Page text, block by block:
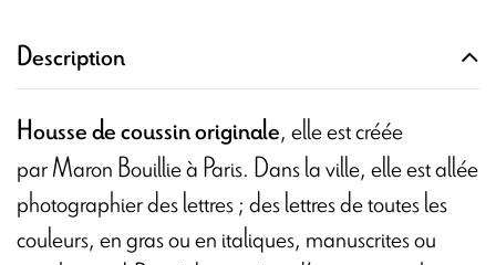
Description
Housse de coussin originale, elle est créée
par Maron Bouillie à Paris. Dans la ville, elle est allée
photographier des lettres ; des lettres de toutes les
couleurs, en gras ou en italiques, manuscrites ou